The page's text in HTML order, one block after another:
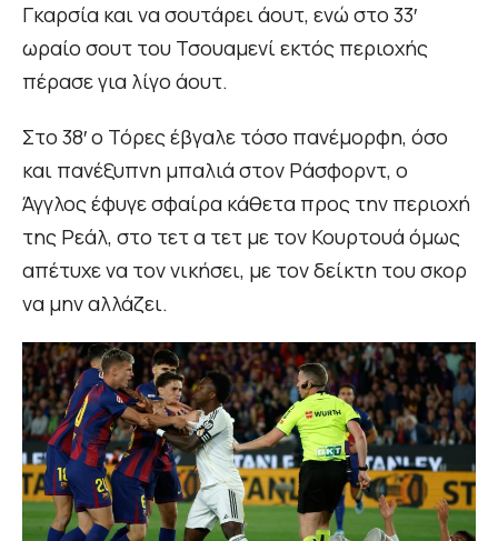
Γκαρσία και να σουτάρει άουτ, ενώ στο 33′
ωραίο σουτ του Τσουαμενί εκτός περιοχής
πέρασε για λίγο άουτ.
Στο 38′ ο Τόρες έβγαλε τόσο πανέμορφη, όσο
και πανέξυπνη μπαλιά στον Ράσφορντ, ο
Άγγλος έφυγε σφαίρα κάθετα προς την περιοχή
της Ρεάλ, στο τετ α τετ με τον Κουρτουά όμως
απέτυχε να τον νικήσει, με τον δείκτη του σκορ
να μην αλλάζει.